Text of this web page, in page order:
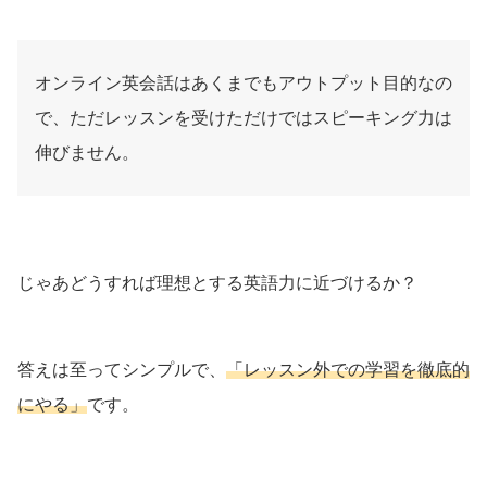
オンライン英会話はあくまでもアウトプット目的なの
で、ただレッスンを受けただけではスピーキング力は
伸びません。
じゃあどうすれば理想とする英語力に近づけるか？
答えは至ってシンプルで、 「レッスン外での学習を徹底的
にやる」です。